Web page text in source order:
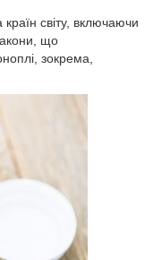
країн світу, включаючи
що
зокрема,